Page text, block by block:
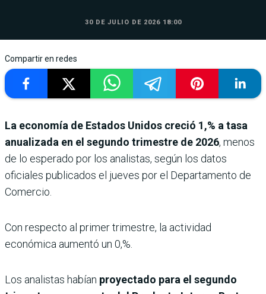
30 DE JULIO DE 2026 18:00
Compartir en redes
La economía de Estados Unidos creció 1,% a tasa
anualizada en el segundo trimestre de 2026, menos
de lo esperado por los analistas, según los datos
oficiales publicados el jueves por el Departamento de
Comercio.
Con respecto al primer trimestre, la actividad
económica aumentó un 0,%.
Los analistas habían proyectado para el segundo